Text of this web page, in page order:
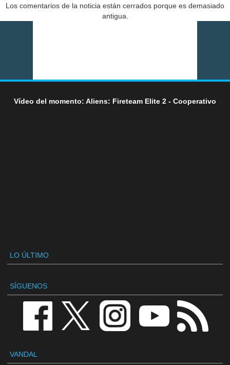
Los comentarios de la noticia están cerrados porque es demasiado
antigua.
Vídeo del momento: Aliens: Fireteam Elite 2 - Cooperativo
LO ÚLTIMO
SÍGUENOS
VANDAL